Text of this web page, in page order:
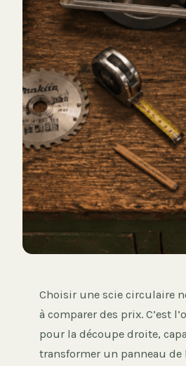
Choisir une scie circulaire
à comparer des prix. C’est
pour la découpe droite,
transformer un panneau